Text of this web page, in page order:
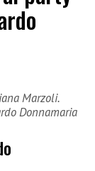
Marzoli.
Donnamaria